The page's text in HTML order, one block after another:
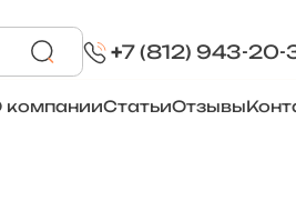
+7 (812) 943-20-
компанииСтатьиОтзывы